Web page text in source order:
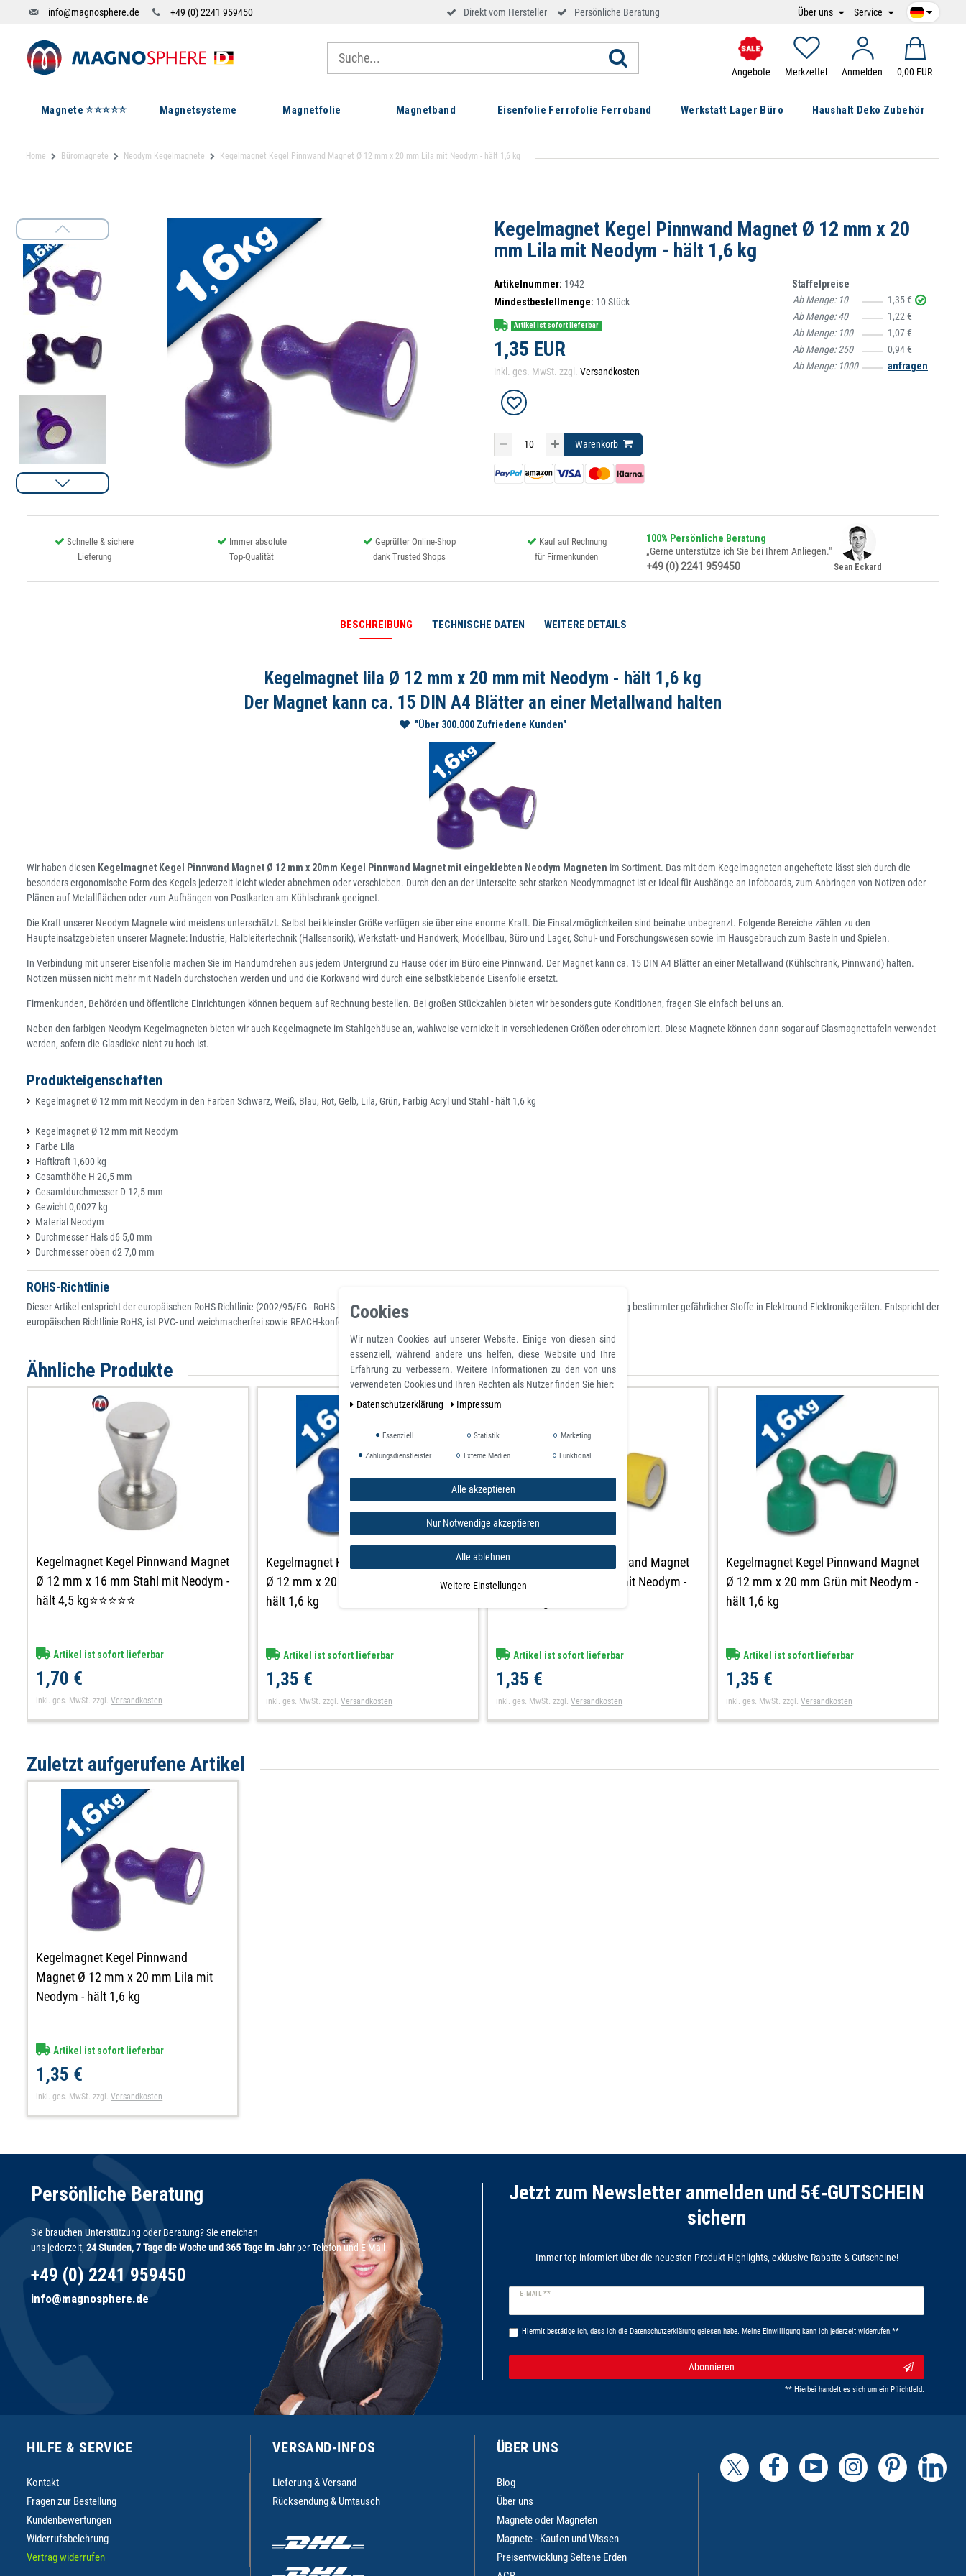
info@magnosphere.de +49 (0) 2241 959450 Direkt vom Hersteller Persönliche Beratung Über uns Service
Angebote Merkzettel Anmelden 0,00 EUR
Magnete ⭐⭐⭐⭐⭐ Magnetsysteme Magnetfolie Magnetband Eisenfolie Ferrofolie Ferroband Werkstatt Lager Büro Haushalt Deko Zubehör
Home Büromagnete Neodym Kegelmagnete Kegelmagnet Kegel Pinnwand Magnet Ø 12 mm x 20 mm Lila mit Neodym - hält 1,6 kg
Kegelmagnet Kegel Pinnwand Magnet Ø 12 mm x 20
mm Lila mit Neodym - hält 1,6 kg
Artikelnummer: 1942
Mindestbestellmenge: 10 Stück
Artikel ist sofort lieferbar
1,35 EUR
inkl. ges. MwSt. zzgl. Versandkosten
Staffelpreise
Ab Menge: 10
1,35 €
Ab Menge:40
1,22 €
Ab Menge: 100
1,07 €
Ab Menge:250
0,94 €
Ab Menge: 1000 anfragen
Warenkorb
Schnelle & sichere
Lieferung
Immer absolute
Top-Qualität
Geprüfter Online-Shop
dank Trusted Shops
Kauf auf Rechnung
für Firmenkunden
100% Persönliche Beratung
„Gerne unterstütze ich Sie bei Ihrem Anliegen."
+49 (0) 2241 959450
Sean Eckard
BESCHREIBUNG TECHNISCHE DATEN WEITERE DETAILS
Kegelmagnet lila Ø 12 mm x 20 mm mit Neodym - hält 1,6 kg
Der Magnet kann ca. 15 DIN A4 Blätter an einer Metallwand halten
"Über 300.000 Zufriedene Kunden"
Wir haben diesen Kegelmagnet Kegel Pinnwand Magnet Ø 12 mm x 20mm Kegel Pinnwand Magnet mit eingeklebten Neodym Magneten im Sortiment. Das mit dem Kegelmagneten angeheftete lässt sich durch die
besonders ergonomische Form des Kegels jederzeit leicht wieder abnehmen oder verschieben. Durch den an der Unterseite sehr starken Neodymmagnet ist er Ideal für Aushänge an Infoboards, zum Anbringen von Notizen oder
Plänen auf Metallflächen oder zum Aufhängen von Postkarten am Kühlschrank geeignet.
Die Kraft unserer Neodym Magnete wird meistens unterschätzt. Selbst bei kleinster Größe verfügen sie über eine enorme Kraft. Die Einsatzmöglichkeiten sind beinahe unbegrenzt. Folgende Bereiche zählen zu den
Haupteinsatzgebieten unserer Magnete: Industrie, Halbleitertechnik (Hallsensorik), Werkstatt- und Handwerk, Modellbau, Büro und Lager, Schul- und Forschungswesen sowie im Hausgebrauch zum Basteln und Spielen.
In Verbindung mit unserer Eisenfolie machen Sie im Handumdrehen aus jedem Untergrund zu Hause oder im Büro eine Pinnwand. Der Magnet kann ca. 15 DIN A4 Blätter an einer Metallwand (Kühlschrank, Pinnwand) halten.
Notizen müssen nicht mehr mit Nadeln durchstochen werden und und die Korkwand wird durch eine selbstklebende Eisenfolie ersetzt.
Firmenkunden, Behörden und öffentliche Einrichtungen können bequem auf Rechnung bestellen. Bei großen Stückzahlen bieten wir besonders gute Konditionen, fragen Sie einfach bei uns an.
Neben den farbigen Neodym Kegelmagneten bieten wir auch Kegelmagnete im Stahlgehäuse an, wahlweise vernickelt in verschiedenen Größen oder chromiert. Diese Magnete können dann sogar auf Glasmagnettafeln verwendet
werden, sofern die Glasdicke nicht zu hoch ist.
Produkteigenschaften
Kegelmagnet Ø 12 mm mit Neodym in den Farben Schwarz, Weiß, Blau, Rot, Gelb, Lila, Grün, Farbig Acryl und Stahl - hält 1,6 kg
Kegelmagnet Ø 12 mm mit Neodym
Farbe Lila
Haftkraft 1,600 kg
Gesamthöhe H 20,5 mm
Gesamtdurchmesser D 12,5 mm
Gewicht 0,0027 kg
Material Neodym
Durchmesser Hals d6 5,0 mm
Durchmesser oben d2 7,0 mm
ROHS-Richtlinie
Dieser Artikel entspricht der europäischen RoHS-Richtlinie (2002/95/EG - RoHS - Restriction of Hazardous Substances) zur Beschränkung der Verwendung bestimmter gefährlicher Stoffe in Elektround Elektronikgeräten. Entspricht der
europäischen Richtlinie RoHS, ist PVC- und weichmacherfrei sowie REACH-konform - Klassifiziert nach deutscher Flammschutznorm DIN 4102 / B1
Ähnliche Produkte
Kegelmagnet Kegel Pinnwand Magnet
Ø 12 mm x 16 mm Stahl mit Neodym -
hält 4,5 kg⭐⭐⭐⭐⭐
Artikel ist sofort lieferbar
1,70 €
inkl. ges. MwSt. zzgl.Versandkosten
Kegelmagnet Kegel Pinnwand Magnet
Ø 12 mm x 20 mm Blau mit Neodym -
hält 1,6 kg
Artikel ist sofort lieferbar
1,35 €
inkl. ges. MwSt. zzgl.Versandkosten
Kegelmagnet Kegel Pinnwand Magnet
Ø 12 mm x 20 mm Gelb mit Neodym -
Artikel ist sofort lieferbar
1,35 €
inkl. ges. MwSt. zzgl.Versandkosten
Kegelmagnet Kegel Pinnwand Magnet
Ø 12 mm x 20 mm Grün mit Neodym -
hält 1,6 kg
Artikel ist sofort lieferbar
1,35 €
inkl. ges. MwSt. zzgl.Versandkosten
Zuletzt aufgerufene Artikel
Kegelmagnet Kegel Pinnwand
Magnet Ø 12 mm x 20 mm Lila mit
Neodym - hält 1,6 kg
Artikel ist sofort lieferbar
1,35 €
inkl. ges. MwSt. zzgl.Versandkosten
Persönliche Beratung
Sie brauchen Unterstützung oder Beratung? Sie erreichen
uns jederzeit, 24 Stunden, 7 Tage die Woche und 365 Tage im Jahrper Telefon und E-Mail
+49 (0) 2241 959450
info@magnosphere.de
Jetzt zum Newsletter anmelden und 5€‑GUTSCHEIN
sichern
Immer top informiert über die neuesten Produkt-Highlights, exklusive Rabatte & Gutscheine!
E-MAIL **
Newsletter
Hiermit bestätige ich, dass ich die Daten­schutz­erklärunggelesen habe. Meine Einwilligung kann ich jederzeit widerrufen.**
Abonnieren
** Hierbei handelt es sich um ein Pflichtfeld.
HILFE & SERVICE
Kontakt
Fragen zur Bestellung
Kundenbewertungen
Widerrufsbelehrung
Vertrag widerrufen
VERSAND-INFOS
Lieferung & Versand
Rücksendung & Umtausch
ÜBER UNS
Blog
Über uns
Magnete oder Magneten
Magnete - Kaufen und Wissen
Preisentwicklung Seltene Erden
Cookies
Wir nutzen Cookies auf unserer Website. Einige von diesen sind
essenziell, während andere uns helfen, diese Website und Ihre
Erfahrung zu verbessern. Weitere Informationen zu den von uns
verwendeten Cookies und Ihren Rechten als Nutzer finden Sie hier:
Daten­schutz­erklärung
Impressum
Essenziell Statistik Marketing
Zahlungsdienstleister Externe Medien Funktional
Alle akzeptieren
Nur Notwendige akzeptieren
Alle ablehnen
Weitere Einstellungen